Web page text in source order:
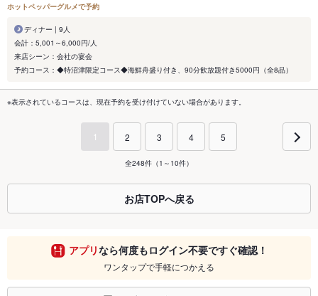
ホットペッパーグルメで予約
ディナー | 9人
会計：5,001～6,000円/人
来店シーン：会社の宴会
予約コース：◆特沼津限定コース◆海鮮舟盛り付き、90分飲放題付き5000円（全8品）
※表示されているコースは、現在予約を受け付けていない場合があります。
1 2 3 4 5
全248件（1～10件）
お店TOPへ戻る
アプリなら何度もログイン不要ですぐ確認！
ワンタップで手軽につかえる